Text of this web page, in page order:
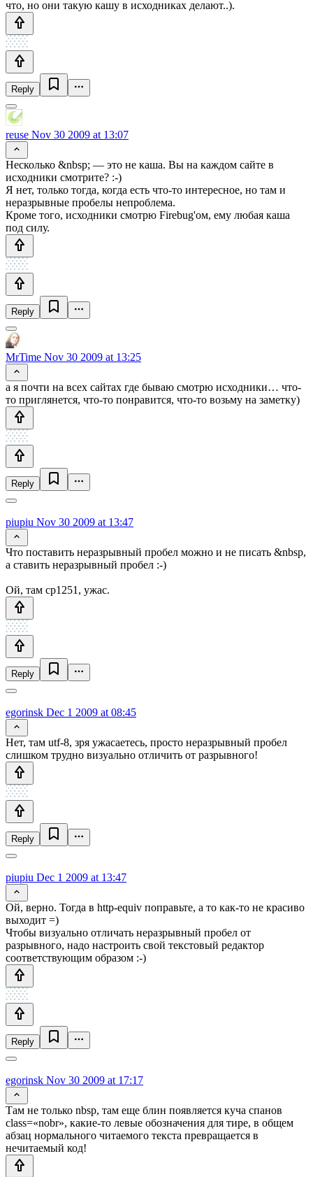
что, но они такую кашу в исходниках делают..).
Reply
reuse Nov 30 2009 at 13:07
Несколько &nbsp; — это не каша. Вы на каждом сайте в
исходники смотрите? :-)
Я нет, только тогда, когда есть что-то интересное, но там и
неразрывные пробелы непроблема.
Кроме того, исходники смотрю Firebug'ом, ему любая каша
под силу.
Reply
MrTime Nov 30 2009 at 13:25
а я почти на всех сайтах где бываю смотрю исходники… что-
то приглянется, что-то понравится, что-то возьму на заметку)
Reply
piupiu Nov 30 2009 at 13:47
Что поставить неразрывный пробел можно и не писать &nbsp,
а ставить неразрывный пробел :-)
Ой, там cp1251, ужас.
Reply
egorinsk Dec 1 2009 at 08:45
Нет, там utf-8, зря ужасаетесь, просто неразрывный пробел
слишком трудно визуально отличить от разрывного!
Reply
piupiu Dec 1 2009 at 13:47
Ой, верно. Тогда в http-equiv поправьте, а то как-то не красиво
выходит =)
Чтобы визуально отличать неразрывный пробел от
разрывного, надо настроить свой текстовый редактор
соответствующим образом :-)
Reply
egorinsk Nov 30 2009 at 17:17
Там не только nbsp, там еще блин появляется куча спанов
class=«nobr», какие-то левые обозначения для тире, в общем
абзац нормального читаемого текста превращается в
нечитаемый код!